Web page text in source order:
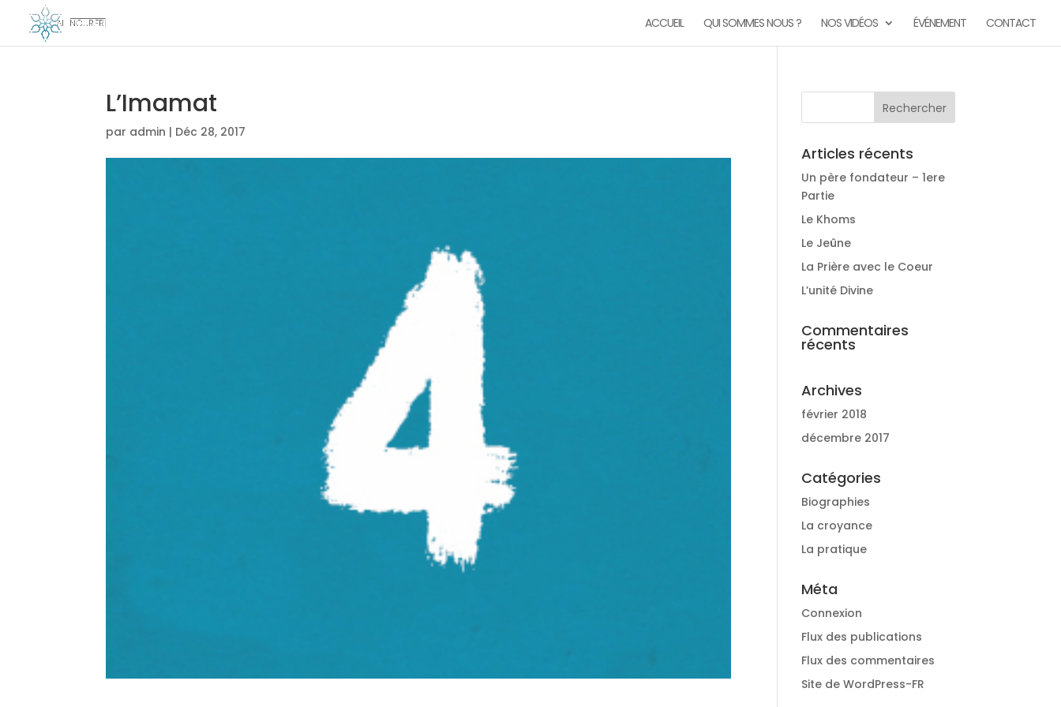
ACCUEIL QUI SOMMES NOUS ? NOS VIDÉOS ÉVÉNEMENT CONTACT
L’Imamat
par admin | Déc 28, 2017
Articles récents
Un père fondateur – 1ere
Partie
Le Khoms
Le Jeûne
La Prière avec le Coeur
L’unité Divine
Commentaires
récents
Archives
février 2018
décembre 2017
Catégories
Biographies
La croyance
La pratique
Méta
Connexion
Flux des publications
Flux des commentaires
Site de WordPress-FR